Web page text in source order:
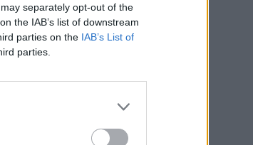
separately opt-out of the
the IAB’s list of downstream
parties on the IAB’s List of
parties.
ο